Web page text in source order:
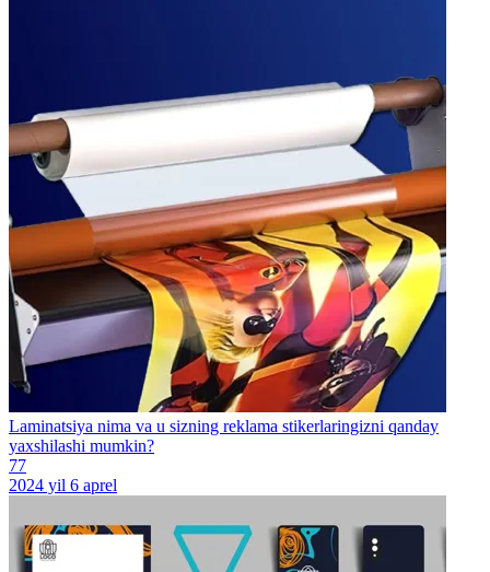
Laminatsiya nima va u sizning reklama stikerlaringizni qanday
yaxshilashi mumkin?
77
2024 yil 6 aprel